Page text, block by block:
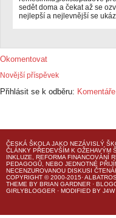
sedět doma a čekat až se
nejlepší a nejlevnější se
Okomentovat
Novější příspěvek
Přihlásit se k odběru:
ČESKÁ ŠKOLA JAKO NEZÁVISLÝ
ČLÁNKY PŘEDEVŠÍM K OŽEHAVÝM
INKLUZE, REFORMA FINANCOVÁNÍ
PEDAGOGŮ, NEBO JEDNOTNÉ
NECENZUROVANOU DISKUSI
COPYRIGHT © 2000-2015·
THEME BY BRIAN GARDNER ·
GIRLYBLOGGER · MODIFIED BY J4W